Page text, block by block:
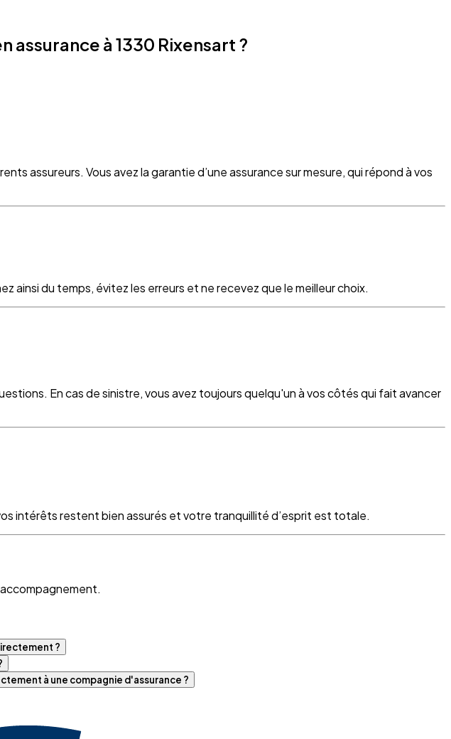
à 1330 Rixensart ?
assureurs. Vous avez la garantie d’une assurance sur mesure, qui répond à vos
ainsi du temps, évitez les erreurs et ne recevez que le meilleur choix.
En cas de sinistre, vous avez toujours quelqu'un à vos côtés qui fait avancer
intérêts restent bien assurés et votre tranquillité d’esprit est totale.
?
à une compagnie d'assurance ?